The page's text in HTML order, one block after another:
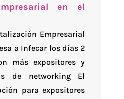
en el
Empresarial
a Infecar los días 2
más expositores y
de networking El
para expositores